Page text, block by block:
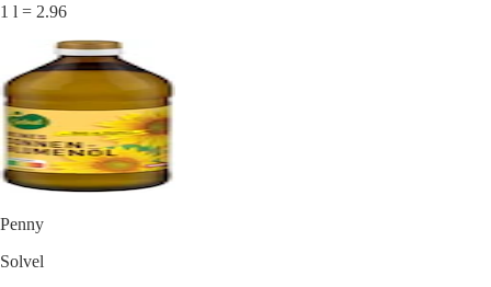
1 l = 2.96
Penny
Solvel